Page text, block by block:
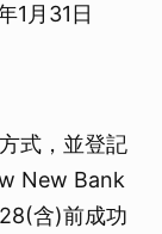
1月31日
式，並登記
New Bank
含)前成功